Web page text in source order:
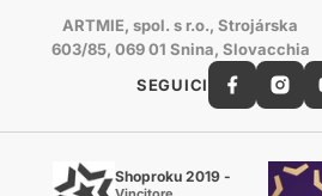
ARTMIE, spol. s r.o., Strojárska
603/85, 069 01 Snina, Slovacchia
SEGUICI
Shoproku 2019 -